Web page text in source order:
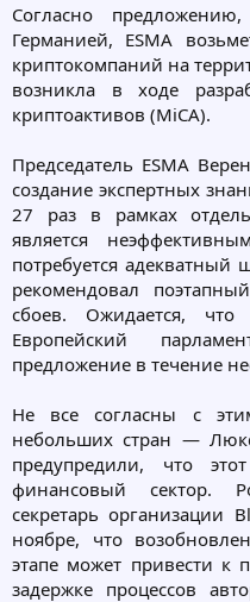
Согласно
Германией, ESMA
криптокомпаний на
возникла в ходе
криптоактивов (MiCA).
Председатель ESMA
создание экспертных
27 раз в рамках
является
потребуется адекватный
рекомендовал
сбоев. Ожидается,
Европейский
предложение в течение
Не все согласны с
небольших стран —
предупредили, что
финансовый сектор.
секретарь организации
ноябре, что
этапе может привести к
задержке процессов